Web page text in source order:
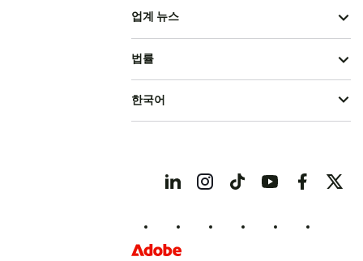
업계 뉴스
법률
한국어